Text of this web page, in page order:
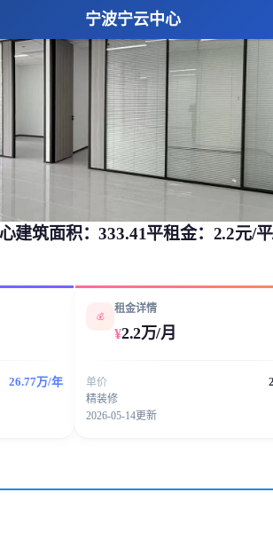
宁波宁云中心
建筑面积：333.41平租金：2.2元/
26.77万/年
💰
租金详情
¥2.2万/月
单价
精装修
2026-05-14更新